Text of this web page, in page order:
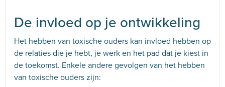
De invloed op je ontwikkeling
Het hebben van toxische ouders kan invloed hebben op
de relaties die je hebt, je werk en het pad dat je kiest in
de toekomst. Enkele andere gevolgen van het hebben
van toxische ouders zijn: